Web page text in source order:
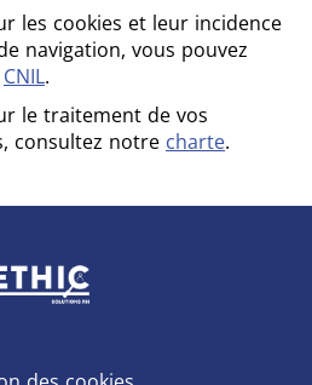
les cookies et leur incidence
navigation, vous pouvez
CNIL.
le traitement de vos
consultez notre charte.